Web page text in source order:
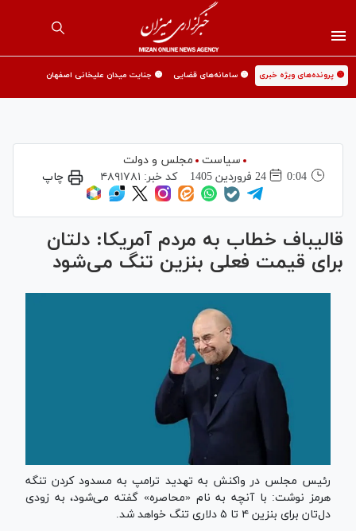
🟡 پرونده‌های ویژه خبری 🟡 سامانه‌های قضایی 🟡 جنایت میدان علیخانی اصفهان
سیاست
مجلس و دولت
0:04
24 فروردين 1405 کد خبر: ۴۸۹۱۷۸۱ چاپ
قالیباف خطاب به مردم آمریکا: دلتان
برای قیمت فعلی بنزین تنگ می‌شود
رئیس مجلس در واکنش به تهدید ترامپ به مسدود کردن تنگه
هرمز نوشت: با آنچه به نام «محاصره» گفته می‌شود، به زودی
دل‌تان برای بنزین ۴ تا ۵ دلاری تنگ خواهد شد.